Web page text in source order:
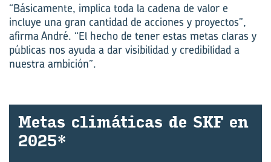
“Básicamente, implica toda la cadena de valor e
incluye una gran cantidad de acciones y proyectos”,
afirma André. “El hecho de tener estas metas claras y
públicas nos ayuda a dar visibilidad y credibilidad a
nuestra ambición”.
Metas cli­má­ti­cas de SKF en
2025*